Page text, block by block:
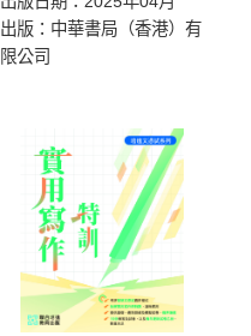
出版：中華書局（香港）有
限公司